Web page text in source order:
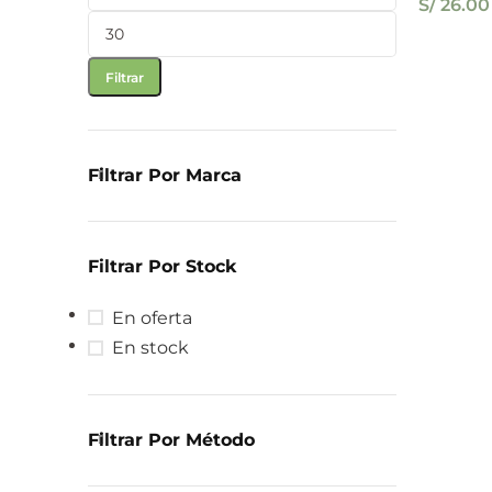
Filtrar
Filtrar Por Marca
Filtrar Por Stock
En oferta
En stock
Filtrar Por Método
S/ 26.00